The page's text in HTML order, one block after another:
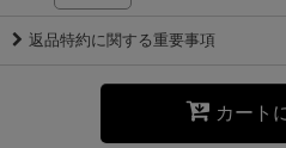
返品特約に関する重要事項
カート